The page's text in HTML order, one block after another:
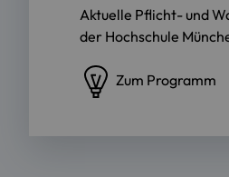
Aktuelle Pflicht- und
der Hochschule
Zum Programm